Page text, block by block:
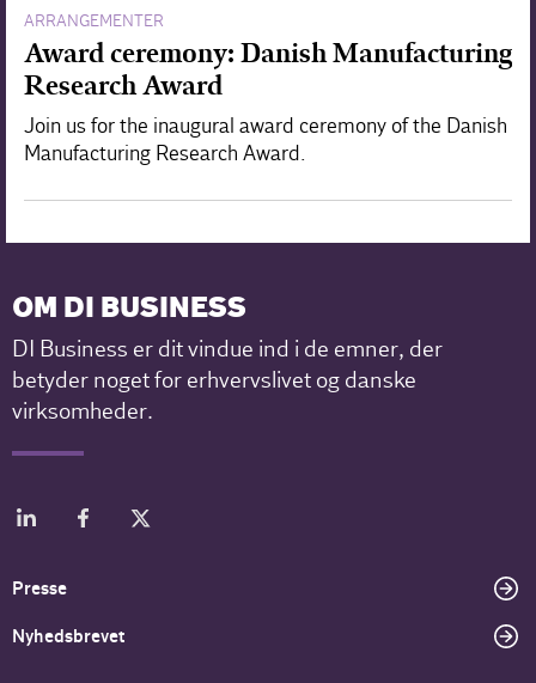
ARRANGEMENTER
Award ceremony: Danish Manufacturing
Research Award
Join us for the inaugural award ceremony of the Danish
Manufacturing Research Award.
OM DI BUSINESS
DI Business er dit vindue ind i de emner, der
betyder noget for erhvervslivet og danske
virksomheder.
Presse
Nyhedsbrevet